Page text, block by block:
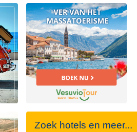
Zoek hotels en meer...